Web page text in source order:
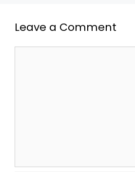
Leave a Comment